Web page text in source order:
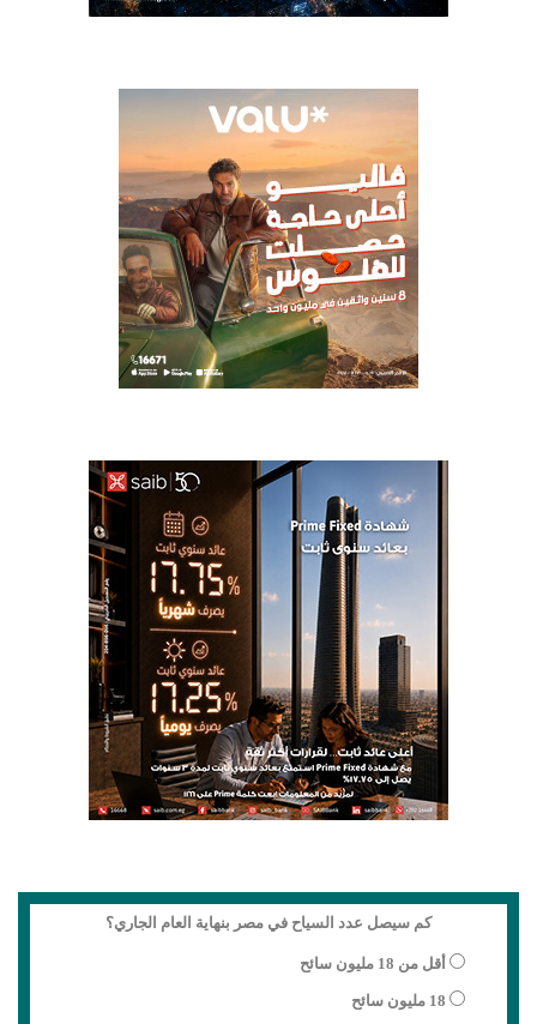
كم سيصل عدد السياح في مصر بنهاية العام الجاري؟
أقل من 18 مليون سائح
18 مليون سائح